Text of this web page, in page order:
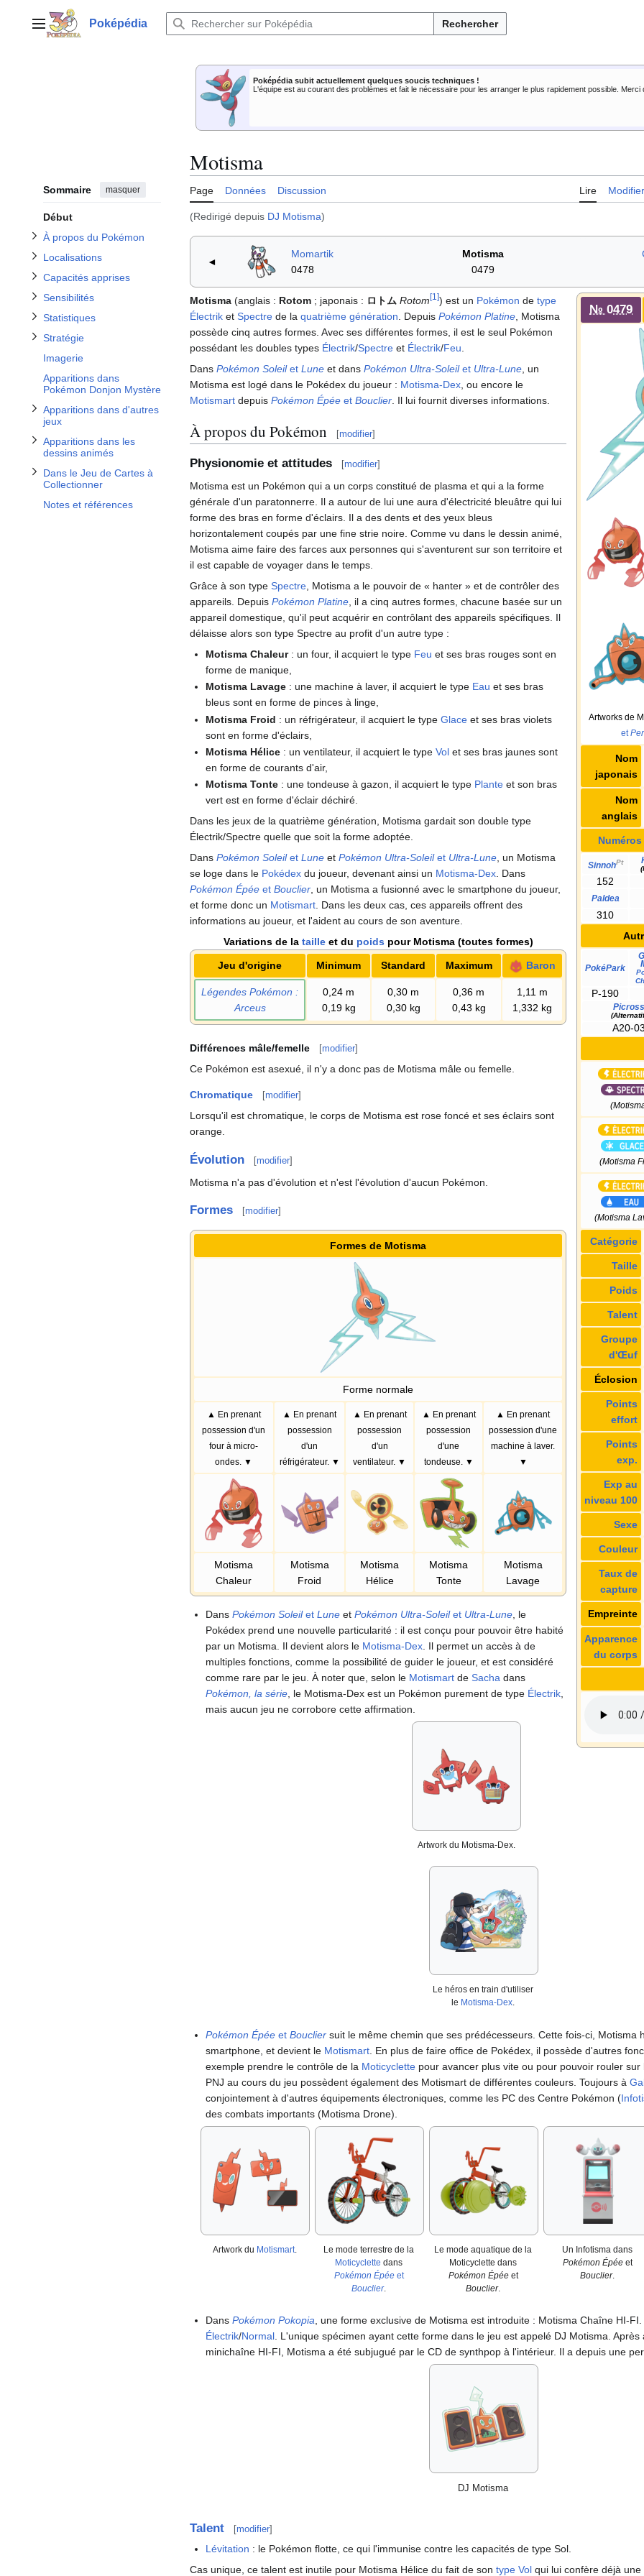
contenuMenu principalPoképédia Rechercher
Poképédia subit actuellement quelques soucis techniques !
L'équipe est au courant des problèmes et fait le nécessaire pour les arranger le plus rapidement possible.
Sommaire masquer
Début
À propos du Pokémon
Afficher / masquer la sous-section À propos du Pokémon
Localisations
Afficher / masquer la sous-section Localisations
Capacités apprises
Afficher / masquer la sous-section Capacités apprises
Sensibilités
Afficher / masquer la sous-section Sensibilités
Statistiques
Afficher / masquer la sous-section Statistiques
Stratégie
Afficher / masquer la sous-section Stratégie
Imagerie
Apparitions dans
Pokémon Donjon Mystère
Apparitions dans d'autres
jeux
Afficher / masquer la sous-section Apparitions dans d'autres jeux
Apparitions dans les
dessins animés
Afficher / masquer la sous-section Apparitions dans les dessins animés
Dans le Jeu de Cartes à
Collectionner
Afficher / masquer la sous-section Dans le Jeu de Cartes à Collectionner
Notes et références
Motisma
Page Données Discussion Lire Modifier
(Redirigé depuis DJ Motisma)
◄
Momartik
0478
Motisma
0479
№ 0479
Artworks de
et
Nom
japonais
Nom
anglais
SinnohPt
152
Paldea
310
PokéPark
P-190
Picross
A20-
(Motisma
(Motisma
Catégorie
Taille
Poids
Talent
Groupe
d'Œuf
Éclosion
Points
effort
Points
exp.
Exp au
niveau 100
Sexe
Couleur
Taux de
capture
Empreinte
Apparence
du corps
Motisma (anglais : Rotom ; japonais : ロトム Rotom [1 ]) est un Pokémon de type
Électrik et Spectre de la quatrième génération . Depuis Pokémon Platine , Motisma
possède cinq autres formes. Avec ses différentes formes, il est le seul Pokémon
possédant les doubles types Électrik/Spectre et Électrik/Feu
Dans Pokémon Soleilet Lune et dans Pokémon Ultra-Soleilet Ultra-Lune , un
Motisma est logé dans le Pokédex du joueur : Motisma-Dex , ou encore le
Motismart depuis Pokémon Épée et Bouclier . Il lui fournit diverses informations.
À propos du Pokémon [modifier]
Physionomie et attitudes [modifier]
Motisma est un Pokémon qui a un corps constitué de plasma et qui a la forme
générale d'un paratonnerre. Il a autour de lui une aura d'électricité bleuâtre qui lui
forme des bras en forme d'éclairs. Il a des dents et des yeux bleus
horizontalement coupés par une fine strie noire. Comme vu dans le dessin animé,
Motisma aime faire des farces aux personnes qui s'aventurent sur son territoire et
il est capable de voyager dans le temps.
Grâce à son type Spectre , Motisma a le pouvoir de « hanter » et de contrôler des
appareils. Depuis Pokémon Platine , il a cinq autres formes, chacune basée sur un
appareil domestique, qu'il peut acquérir en contrôlant des appareils spécifiques. Il
délaisse alors son type Spectre au profit d'un autre type :
Motisma Chaleur : un four, il acquiert le type Feu et ses bras rouges sont en
forme de manique,
Motisma Lavage : une machine à laver, il acquiert le type Eau et ses bras
bleus sont en forme de pinces à linge,
Motisma Froid : un réfrigérateur, il acquiert le typeGlace et ses bras violets
sont en forme d'éclairs,
Motisma Hélice : un ventilateur, il acquiert le typeVol et ses bras jaunes sont
en forme de courants d'air,
Motisma Tonte : une tondeuse à gazon, il acquiert le type Plante et son bras
vert est en forme d'éclair déchiré.
Dans les jeux de la quatrième génération, Motisma gardait son double type
Électrik/Spectre quelle que soit la forme adoptée.
Dans Pokémon Soleilet Lune et Pokémon Ultra-Soleilet Ultra-Lune, un Motisma
se loge dans le Pokédex du joueur, devenant ainsi un Motisma-Dex. Dans
Pokémon Épée et Bouclier, un Motisma a fusionné avec le smartphone du joueur,
et forme donc un Motismart. Dans les deux cas, ces appareils offrent des
informations au joueur, et l'aident au cours de son aventure.
Variations de la tailleet du poids pour Motisma (toutes formes)
Jeu d'origine Minimum Standard Maximum Baron
Légendes Pokémon :
Arceus
0,24 m
0,19 kg
0,30 m
0,30 kg
0,36 m
0,43 kg
1,11 m
1,332 kg
Différences mâle/femelle [modifier]
Ce Pokémon est asexué, il n'y a donc pas de Motisma mâle ou femelle.
Chromatique [modifier]
Lorsqu'il est chromatique, le corps de Motisma est rose foncé et ses éclairs sont
orange.
Évolution [modifier]
Motisma n'a pas d'évolution et n'est l'évolution d'aucun Pokémon.
Formes [modifier]
Formes de Motisma
Forme normale
▲ En prenant
possession d'un
four à micro-
ondes. ▼
▲ En prenant
possession
d'un
réfrigérateur. ▼
▲ En prenant
possession
d'un
ventilateur. ▼
▲ En prenant
possession
d'une
tondeuse. ▼
▲ En prenant
possession d'une
machine à laver.
▼
Motisma
Chaleur
Motisma
Froid
Motisma
Hélice
Motisma
Tonte
Motisma
Lavage
DansPokémon SoleiletLune etPokémon Ultra-Soleilet Ultra-Lune , le
Pokédex prend une nouvelle particularité : il est conçu pour pouvoir être habité
par un Motisma. Il devient alors le Motisma-Dex . Il permet un accès à de
multiples fonctions, comme la possibilité de guider le joueur, et est considéré
comme rare par le jeu. À noter que, selon le Motismart deSacha dans
Pokémon, la série , le Motisma-Dex est un Pokémon purement de type Électrik
mais aucun jeu ne corrobore cette affirmation.
Artwork du Motisma-Dex.
Le héros en train d'utiliser
le Motisma-Dex.
Pokémon Épée etBouclier suit le même chemin que ses prédécesseurs. Cette fois-ci, Motisma
smartphone, et devient le Motismart . En plus de faire office de Pokédex, il possède d'autres
exemple prendre le contrôle de la Moticyclette pour avancer plus vite ou pour pouvoir rouler
PNJ au cours du jeu possèdent également des Motismart de différentes couleurs. Toujours à
conjointement à d'autres équipements électroniques, comme les PC des Centre Pokémon (
des combats importants (Motisma Drone).
Artwork du Motismart.
Le mode terrestre de la
Moticyclette dans
Pokémon Épéeet
Bouclier.
Le mode aquatique de la
Moticyclette dans
Pokémon Épéeet
Bouclier.
Un Infotisma dans
Pokémon Épéeet
Bouclier.
DansPokémon Pokopia, une forme exclusive de Motisma est introduite : Motisma Chaîne HI-
Électrik/Normal. L'unique spécimen ayant cette forme dans le jeu est appelé DJ Motisma.
minichaîne HI-FI, Motisma a été subjugué par le CD de synthpop à l'intérieur. Il a depuis une
DJ Motisma
Talent [modifier]
Lévitation : le Pokémon flotte, ce qui l'immunise contre les capacités de type Sol.
Cas unique, ce talent est inutile pour Motisma Hélice du fait de son type Vol qui lui confère déjà